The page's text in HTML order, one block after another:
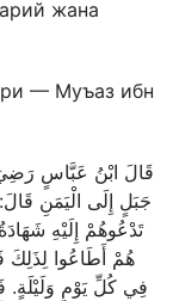
жана
— Муъаз ибн
قَالَ ابْنُ عَبَّاسٍ رَضِيَ
جَبَلٍ إِلَى الْيَمَنِ
تَدْعُوهُمْ إِلَيْهِ
هُمْ أَطَاعُوا
فِي كُلِّ يَوْمٍ وَلَيْلَةٍ.